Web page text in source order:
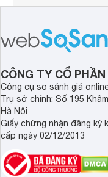
CÔNG TY CỔ
Công cụ so sánh giá
Trụ sở chính: Số 195
Hà Nội
Giấy chứng nhận đăng ký
cấp ngày 02/12/2013